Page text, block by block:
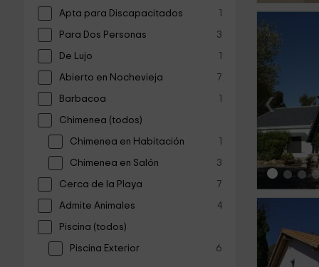
Apta para Discapacitados 1
Para Dos Personas 3
De Lujo 1
Abierto en Nochevieja 7
Barbacoa 1
Chimenea (todos)
Chimenea en Habitación 1
Chimenea en Salón 3
Cerca de la Playa 7
Admite Animales 4
Piscina (todos)
Piscina Exterior 6
‹